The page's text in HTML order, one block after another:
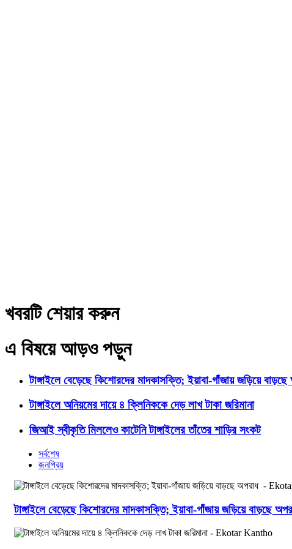
খবরটি শেয়ার করুন
এ বিষয়ে আড়ও পড়ুন
টাঙ্গাইলে বেড়েছে কিশোরদের মাদকাসক্তি; ইয়াবা-গাঁজায় জড়িয়ে
টাঙ্গাইলে অনিয়মের দায়ে ৪ ক্লিনিককে দেড় লাখ টাকা জরিমানা
জিআই স্বীকৃতি মিললেও কাটেনি টাঙ্গাইলের তাঁতের শাড়ির সংকট
সর্বশেষ
জনপ্রিয়
টাঙ্গাইলে বেড়েছে কিশোরদের মাদকাসক্তি; ইয়াবা-গাঁজায় জড়িয়ে বাড়ছে